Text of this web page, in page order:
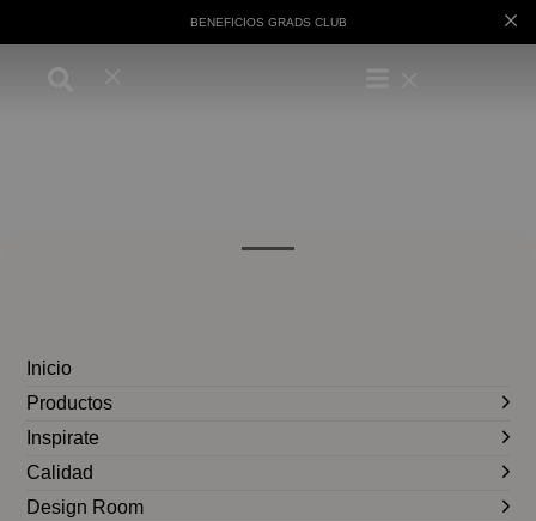
BENEFICIOS GRADS CLUB
Inicio
Productos
Inspirate
Calidad
Design Room